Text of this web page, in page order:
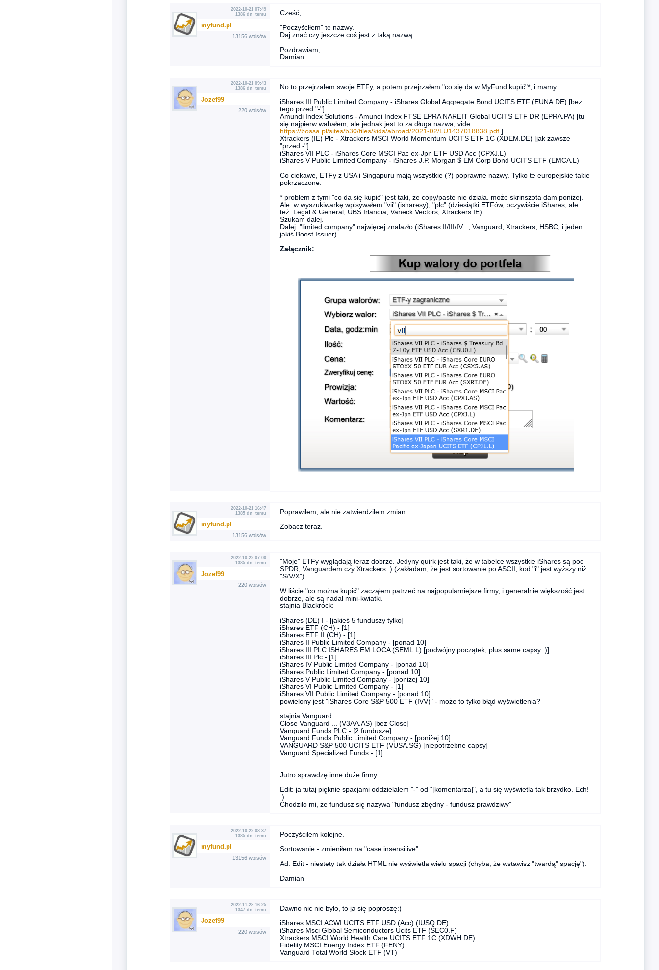
2022-10-21 07:49
1386 dni temu
myfund.pl
13156 wpisów
Cześć,
"Poczyściłem" te nazwy.
Daj znać czy jeszcze coś jest z taką nazwą.
Pozdrawiam,
Damian
2022-10-21 09:43
1386 dni temu
Jozef99
220 wpisów
No to przejrzałem swoje ETFy, a potem przejrzałem "co się da w MyFund kupić"*, i mamy:
iShares III Public Limited Company - iShares Global Aggregate Bond UCITS ETF (EUNA.DE) [bez
tego przed "-"]
Amundi Index Solutions - Amundi Index FTSE EPRA NAREIT Global UCITS ETF DR (EPRA.PA) [tu
się najpierw wahałem, ale jednak jest to za długa nazwa, vide
https://bossa.pl/sites/b30/files/kids/abroad/2021-02/LU1437018838.pdf]
Xtrackers (IE) Plc - Xtrackers MSCI World Momentum UCITS ETF 1C (XDEM.DE) [jak zawsze
"przed -"]
iShares VII PLC - iShares Core MSCI Pac ex-Jpn ETF USD Acc (CPXJ.L)
iShares V Public Limited Company - iShares J.P. Morgan $ EM Corp Bond UCITS ETF (EMCA.L)
Co ciekawe, ETFy z USA i Singapuru mają wszystkie (?) poprawne nazwy. Tylko te europejskie takie
pokrzaczone.
* problem z tymi "co da się kupić" jest taki, że copy/paste nie działa. może skrinszota dam poniżej.
Ale: w wyszukiwarkę wpisywałem "vii" (isharesy), "plc" (dziesiątki ETFów, oczywiście iShares, ale
też: Legal & General, UBS Irlandia, Vaneck Vectors, Xtrackers IE).
Szukam dalej.
Dalej: "limited company" najwięcej znalazło (iShares II/III/IV..., Vanguard, Xtrackers, HSBC, i jeden
jakiś Boost Issuer).
Załącznik:
2022-10-21 16:47
1385 dni temu
myfund.pl
13156 wpisów
Poprawiłem, ale nie zatwierdziłem zmian.
Zobacz teraz.
2022-10-22 07:00
1385 dni temu
Jozef99
220 wpisów
"Moje" ETFy wyglądają teraz dobrze. Jedyny quirk jest taki, że w tabelce wszystkie iShares są pod
SPDR, Vanguardem czy Xtrackers :) (zakładam, że jest sortowanie po ASCII, kod "i" jest wyższy niż
"S/V/X").
W liście "co można kupić" zacząłem patrzeć na najpopularniejsze firmy, i generalnie większość jest
dobrze, ale są nadal mini-kwiatki.
stajnia Blackrock:
iShares (DE) I - [jakieś 5 funduszy tylko]
iShares ETF (CH) - [1]
iShares ETF II (CH) - [1]
iShares II Public Limited Company - [ponad 10]
iShares III PLC ISHARES EM LOCA (SEML.L) [podwójny początek, plus same capsy :)]
iShares III Plc - [1]
iShares IV Public Limited Company - [ponad 10]
iShares Public Limited Company - [ponad 10]
iShares V Public Limited Company - [poniżej 10]
iShares VI Public Limited Company - [1]
iShares VII Public Limited Company - [ponad 10]
powielony jest "iShares Core S&P 500 ETF (IVV)" - może to tylko błąd wyświetlenia?
stajnia Vanguard:
Close Vanguard ... (V3AA.AS) [bez Close]
Vanguard Funds PLC - [2 fundusze]
Vanguard Funds Public Limited Company - [poniżej 10]
VANGUARD S&P 500 UCITS ETF (VUSA.SG) [niepotrzebne capsy]
Vanguard Specialized Funds - [1]
Jutro sprawdzę inne duże firmy.
Edit: ja tutaj pięknie spacjami oddzielałem "-" od "[komentarza]", a tu się wyświetla tak brzydko. Ech!
:)
Chodziło mi, że fundusz się nazywa "fundusz zbędny - fundusz prawdziwy"
2022-10-22 08:37
1385 dni temu
myfund.pl
13156 wpisów
Poczyściłem kolejne.
Sortowanie - zmieniłem na "case insensitive".
Ad. Edit - niestety tak działa HTML nie wyświetla wielu spacji (chyba, że wstawisz "twardą" spację").
Damian
2022-11-28 16:25
1347 dni temu
Jozef99
220 wpisów
Dawno nic nie było, to ja się poproszę:)
iShares MSCI ACWI UCITS ETF USD (Acc) (IUSQ.DE)
iShares Msci Global Semiconductors Ucits ETF (SEC0.F)
Xtrackers MSCI World Health Care UCITS ETF 1C (XDWH.DE)
Fidelity MSCI Energy Index ETF (FENY)
Vanguard Total World Stock ETF (VT)